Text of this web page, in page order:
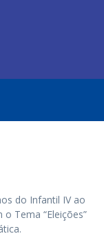
do Infantil IV ao
Tema “Eleições”